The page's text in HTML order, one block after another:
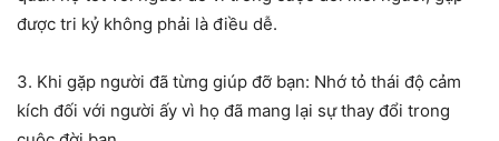
được tri kỷ không phải là điều dễ.
3. Khi gặp người đã từng giúp đỡ bạn: Nhớ tỏ thái độ cảm
kích đối với người ấy vì họ đã mang lại sự thay đổi trong